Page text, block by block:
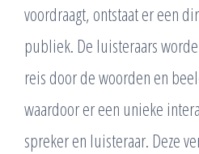
voordraagt, ontstaat er een
publiek. De luisteraars
reis door de woorden en
waardoor er een unieke
spreker en luisteraar. Deze